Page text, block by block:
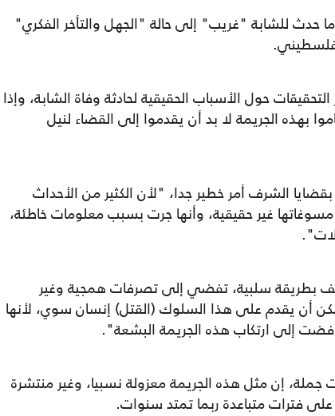
حدث للشابة "غريب" إلى حالة "الجهل والتأخر الفكري"
"ما زلنا ننتظر التحقيقات حول الأسباب الحقيقية لحادثة وفاة الشابة، وإذا
بهذه الجريمة لا بد أن يقدموا إلى القضاء لنيل
الشرف أمر خطير جدا، "لأن الكثير من الأحداث
غير حقيقية، وأنها جرت بسبب معلومات خاطئة،
بطريقة سلبية، تفضي إلى تصرفات همجية وغير
أن يقدم على هذا السلوك (القتل) إنسان سوي، لأنها
إلى ارتكاب هذه الجريمة البشعة".
إن مثل هذه الجريمة معزولة نسبيا، وغير منتشرة
فترات متباعدة ربما تمتد سنوات.